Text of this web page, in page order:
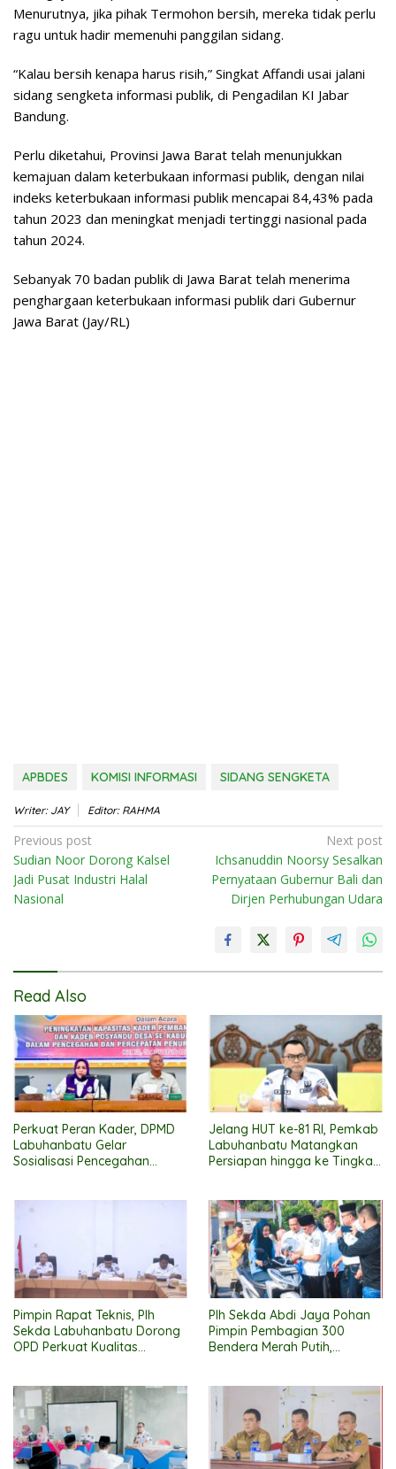
Menurutnya, jika pihak Termohon bersih, mereka tidak perlu
ragu untuk hadir memenuhi panggilan sidang.
“Kalau bersih kenapa harus risih,” Singkat Affandi usai jalani
sidang sengketa informasi publik, di Pengadilan KI Jabar
Bandung.
Perlu diketahui, Provinsi Jawa Barat telah menunjukkan
kemajuan dalam keterbukaan informasi publik, dengan nilai
indeks keterbukaan informasi publik mencapai 84,43% pada
tahun 2023 dan meningkat menjadi tertinggi nasional pada
tahun 2024.
Sebanyak 70 badan publik di Jawa Barat telah menerima
penghargaan keterbukaan informasi publik dari Gubernur
Jawa Barat (Jay/RL)
APBDES KOMISI INFORMASI SIDANG SENGKETA
Writer: JAY Editor: RAHMA
Post
navigation
Previous post
Sudian Noor Dorong Kalsel
Jadi Pusat Industri Halal
Nasional
Next post
Ichsanuddin Noorsy Sesalkan
Pernyataan Gubernur Bali dan
Dirjen Perhubungan Udara
Read Also
Perkuat Peran Kader, DPMD
Labuhanbatu Gelar
Sosialisasi Pencegahan
Jelang HUT ke-81 RI, Pemkab
Labuhanbatu Matangkan
Persiapan hingga ke Tingkat
Pimpin Rapat Teknis, Plh
Sekda Labuhanbatu Dorong
OPD Perkuat Kualitas
2026
Plh Sekda Abdi Jaya Pohan
Pimpin Pembagian 300
Bendera Merah Putih,